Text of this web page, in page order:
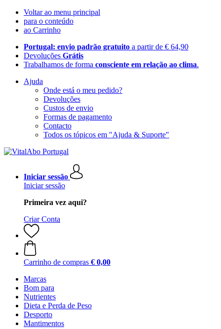
Voltar ao menu principal
para o conteúdo
ao Carrinho
Portugal: envio padrão gratuito a partir de € 64,90
Devoluções Grátis
Trabalhamos de forma consciente em relação ao clima.
Ajuda
Onde está o meu pedido?
Devoluções
Custos de envio
Formas de pagamento
Contacto
Todos os tópicos em "Ajuda & Suporte"
Iniciar sessão
Iniciar sessão
Primeira vez aqui?
Criar Conta
Carrinho de compras € 0,00
Marcas
Bom para
Nutrientes
Dieta e Perda de Peso
Desporto
Mantimentos